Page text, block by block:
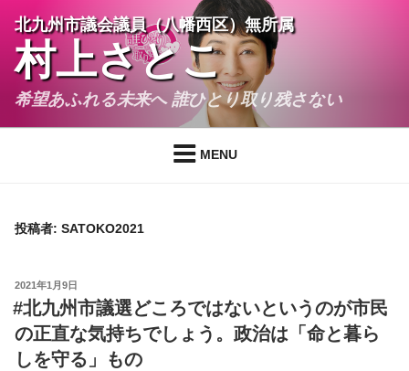
へ
北九州市議会議員（八幡西区）無所属
村上さとこ
希望あふれる未来へ 誰ひとり取り残さない
MENU
投稿者: SATOKO2021
投
稿
日:
2021年1月9日
#北九州市議選どころではないというのが市民
の正直な気持ちでしょう。政治は「命と暮ら
しを守る」もの